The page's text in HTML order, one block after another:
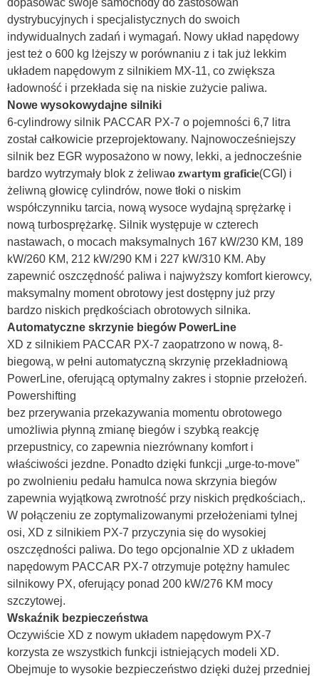
dystrybucyjnych i specjalistycznych do swoich
indywidualnych zadań i wymagań. Nowy układ napędowy
jest też o 600 kg lżejszy w porównaniu z i tak już lekkim
układem napędowym z silnikiem MX-11, co zwiększa
ładowność i przekłada się na niskie zużycie paliwa.
Nowe wysokowydajne silniki
6-cylindrowy silnik PACCAR PX-7 o pojemności 6,7 litra
został całkowicie przeprojektowany. Najnowocześniejszy
silnik bez EGR wyposażono w nowy, lekki, a jednocześnie
bardzo wytrzymały blok z żeliwao zwartym graficie(CGI) i
żeliwną głowicę cylindrów, nowe tłoki o niskim
współczynniku tarcia, nową wysoce wydajną sprężarkę i
nową turbosprężarkę. Silnik występuje w czterech
nastawach, o mocach maksymalnych 167 kW/230 KM, 189
kW/260 KM, 212 kW/290 KM i 227 kW/310 KM. Aby
zapewnić oszczędność paliwa i najwyższy komfort kierowcy,
maksymalny moment obrotowy jest dostępny już przy
bardzo niskich prędkościach obrotowych silnika.
Automatyczne skrzynie biegów PowerLine
XD z silnikiem PACCAR PX-7 zaopatrzono w nową, 8-
biegową, w pełni automatyczną skrzynię przekładniową
PowerLine, oferującą optymalny zakres i stopnie przełożeń.
Powershifting
bez przerywania przekazywania momentu obrotowego
umożliwia płynną zmianę biegów i szybką reakcję
przepustnicy, co zapewnia niezrównany komfort i
właściwości jezdne. Ponadto dzięki funkcji „urge-to-move”
po zwolnieniu pedału hamulca nowa skrzynia biegów
zapewnia wyjątkową zwrotność przy niskich prędkościach,.
W połączeniu ze zoptymalizowanymi przełożeniami tylnej
osi, XD z silnikiem PX-7 przyczynia się do wysokiej
oszczędności paliwa. Do tego opcjonalnie XD z układem
napędowym PACCAR PX-7 otrzymuje potężny hamulec
silnikowy PX, oferujący ponad 200 kW/276 KM mocy
szczytowej.
Wskaźnik bezpieczeństwa
Oczywiście XD z nowym układem napędowym PX-7
korzysta ze wszystkich funkcji istniejących modeli XD.
Obejmuje to wysokie bezpieczeństwo dzięki dużej przedniej